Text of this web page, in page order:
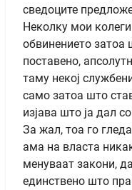
сведоците
Неколку мои
обвинението затоа
поставено,
таму некој
само затоа што
изјава што ја дал
За жал, тоа го
ама на власта
менуваат закони,
единствено што